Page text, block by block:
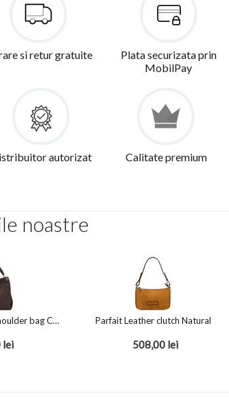
si retur gratuite
Plata securizata prin
MobilPay
autorizat Calitate premium
noastre
TL Bag Soft leather shoulder bag Chocolate
lei
Parfait Leather clutch Natural
508,00 lei